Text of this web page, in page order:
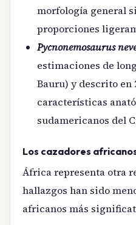
morfología general
proporciones
Pycnonemosaurus
estimaciones de
Bauru) y descrito en
características
sudamericanos del
Los cazadores
África representa otra
hallazgos han sido
africanos más